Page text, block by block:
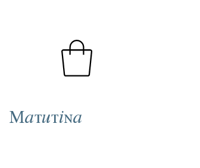
Matutina